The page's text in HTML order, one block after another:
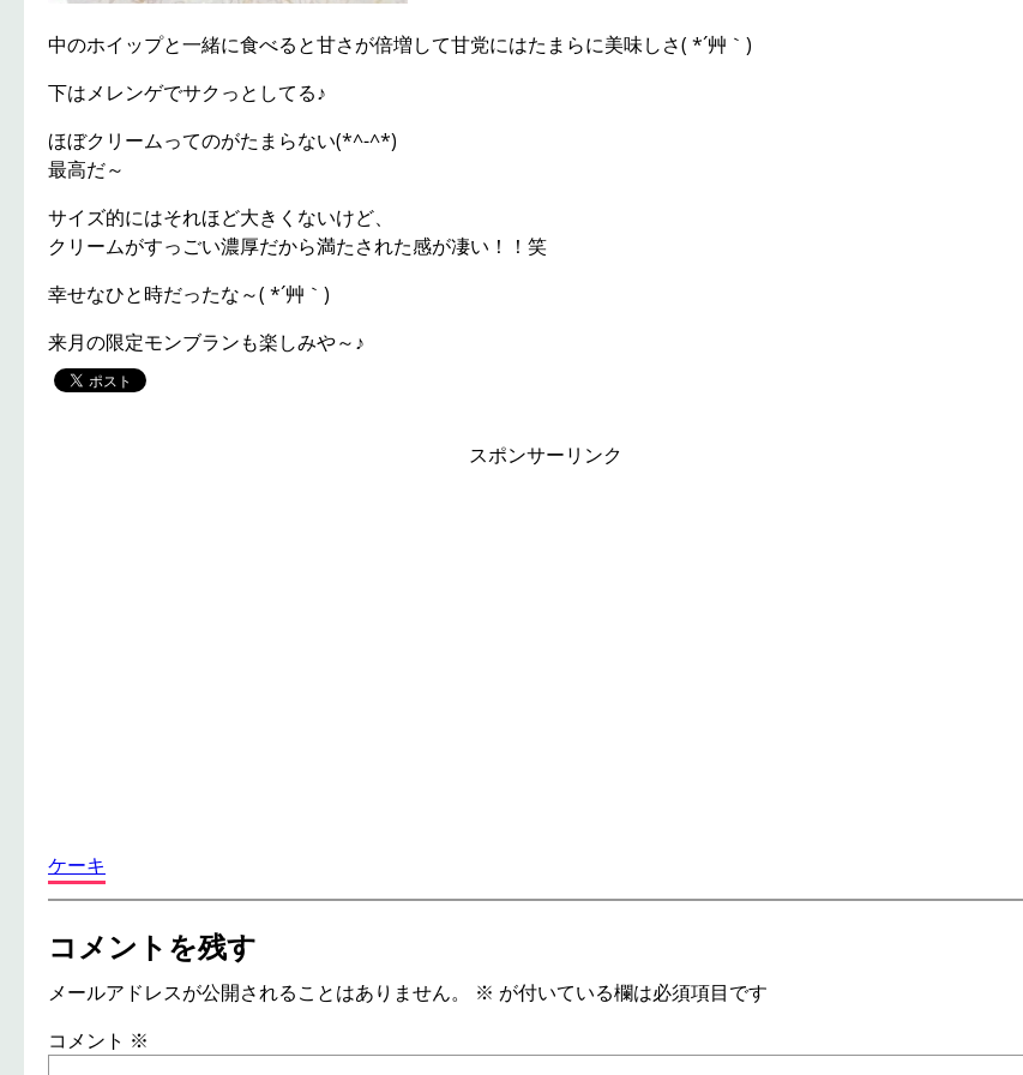
中のホイップと一緒に食べると甘さが倍増して甘党にはたまらに美味しさ( *´艸｀)
下はメレンゲでサクっとしてる♪
ほぼクリームってのがたまらない(*^-^*)
最高だ～
サイズ的にはそれほど大きくないけど、
クリームがすっごい濃厚だから満たされた感が凄い！！笑
幸せなひと時だったな～( *´艸｀)
来月の限定モンブランも楽しみや～♪
スポンサーリンク
ケーキ
コメントを残す
メールアドレスが公開されることはありません。 ※ が付いている欄は必須項目です
コメント ※